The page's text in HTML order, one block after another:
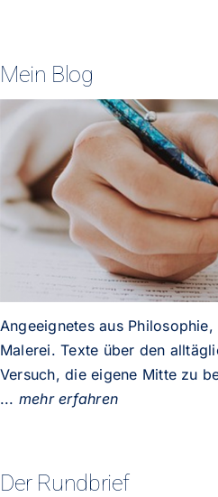
Mein Blog
Angeeignetes aus
Malerei. Texte über den
Versuch, die eigene Mitte zu
... mehr erfahren
Der Rundbrief